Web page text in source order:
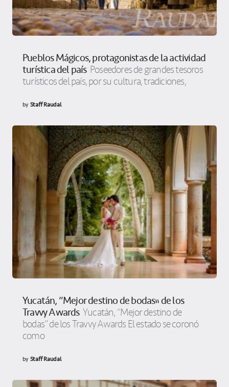
Pueblos Mágicos, protagonistas de la actividad
turística del país Poseedores de grandes tesoros
turísticos del país, por su cultura, tradiciones,
byStaff Raudal
Yucatán, “Mejor destino de bodas” de los
Travvy Awards Yucatán, “Mejor destino de
bodas” de los Travvy Awards El estado se coronó
como
byStaff Raudal